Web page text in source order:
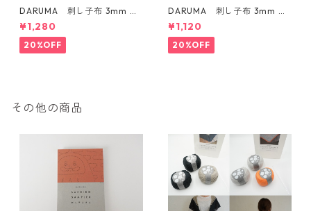
DARUMA 刺し子布 3mm 方
眼ガイドタイプ Col.3 紺
¥1,280
20%OFF
DARUMA 刺し子布 3mm 方
眼ガイドタイプ Col.1 白
¥1,120
20%OFF
その他の商品